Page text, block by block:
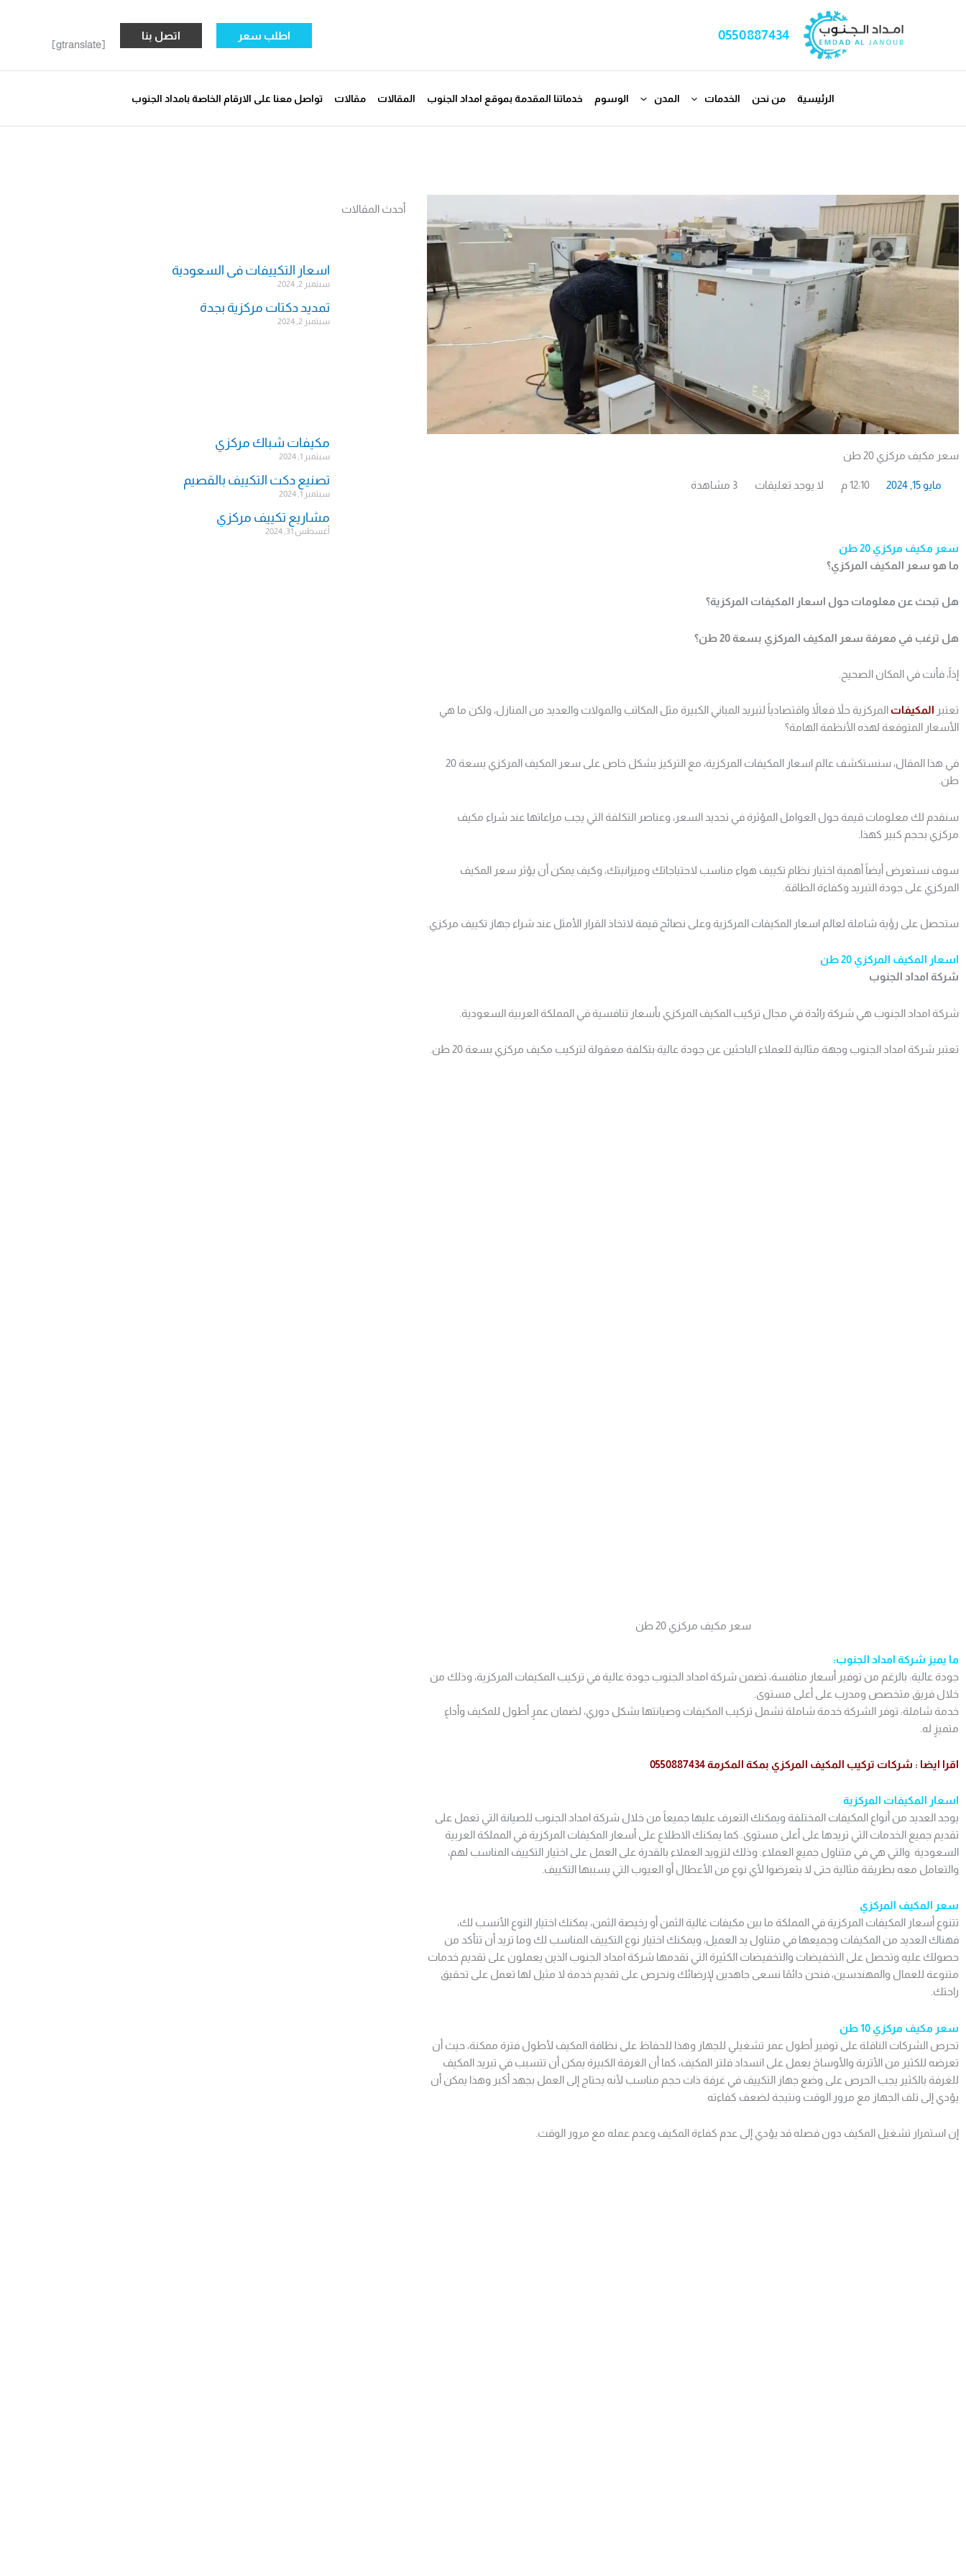
0550887434 اطلب سعر اتصل بنا
[gtranslate]
الرئيسية من نحن الخدمات المدن الوسوم خدماتنا المقدمة بموقع امداد الجنوب المقالات مقالات تواصل معنا على الارقام الخاصة بامداد الجنوب
سعر مكيف مركزي 20 طن
مايو 15, 2024 12:10 م لا يوجد تعليقات 3 مشاهدة
سعر مكيف مركزي 20 طن
ما هو سعر المكيف المركزي؟
هل تبحث عن معلومات حول اسعار المكيفات المركزية؟
هل ترغب في معرفة سعر المكيف المركزي بسعة 20 طن؟
إذاً، فأنت في المكان الصحيح.
تعتبر المكيفات المركزية حلاً فعالاً واقتصادياً لتبريد المباني الكبيرة مثل المكاتب والمولات والعديد من المنازل، ولكن ما هي
الأسعار المتوقعة لهذه الأنظمة الهامة؟
في هذا المقال، سنستكشف عالم اسعار المكيفات المركزية، مع التركيز بشكل خاص على سعر المكيف المركزي بسعة 20
طن.
سنقدم لك معلومات قيمة حول العوامل المؤثرة في تحديد السعر، وعناصر التكلفة التي يجب مراعاتها عند شراء مكيف
مركزي بحجم كبير كهذا.
سوف نستعرض أيضاً أهمية اختيار نظام تكييف هواء مناسب لاحتياجاتك وميزانيتك، وكيف يمكن أن يؤثر سعر المكيف
المركزي على جودة التبريد وكفاءة الطاقة.
ستحصل على رؤية شاملة لعالم اسعار المكيفات المركزية وعلى نصائح قيمة لاتخاذ القرار الأمثل عند شراء جهاز تكييف مركزي.
اسعار المكيف المركزي 20 طن
شركة امداد الجنوب
شركة امداد الجنوب هي شركة رائدة في مجال تركيب المكيف المركزي بأسعار تنافسية في المملكة العربية السعودية.
تعتبر شركة امداد الجنوب وجهة مثالية للعملاء الباحثين عن جودة عالية بتكلفة معقولة لتركيب مكيف مركزي بسعة 20 طن.
سعر مكيف مركزي 20 طن
ما يميز شركة امداد الجنوب:
جودة عالية: بالرغم من توفير أسعار منافسة، تضمن شركة امداد الجنوب جودة عالية في تركيب المكيفات المركزية، وذلك من
خلال فريق متخصص ومدرب على أعلى مستوى.
خدمة شاملة: توفر الشركة خدمة شاملة تشمل تركيب المكيفات وصيانتها بشكل دوري، لضمان عمرٍ أطول للمكيف وأداءٍ
متميزٍ له.
اقرا ايضا : شركات تركيب المكيف المركزي بمكة المكرمة 0550887434
اسعار المكيفات المركزية
يوجد العديد من أنواع المكيفات المختلفة ويمكنك التعرف عليها جميعاً من خلال شركة امداد الجنوب للصيانة التي تعمل على
تقديم جميع الخدمات التي تريدها على أعلى مستوى. كما يمكنك الاطلاع على أسعار المكيفات المركزية في المملكة العربية
السعودية والتي هي في متناول جميع العملاء. وذلك لتزويد العملاء بالقدرة على العمل على اختيار التكييف المناسب لهم،
والتعامل معه بطريقة مثالية حتى لا يتعرضوا لأي نوع من الأعطال أو العيوب التي يسببها التكييف.
سعر المكيف المركزي
تتنوع أسعار المكيفات المركزية في المملكة ما بين مكيفات غالية الثمن أو رخيصة الثمن، يمكنك اختيار النوع الأنسب لك،
فهناك العديد من المكيفات وجميعها في متناول يد العميل، ويمكنك اختيار نوع التكييف المناسب لك وما تريد أن تتأكد من
حصولك عليه وتحصل على التخفيضات والتخفيضات الكثيرة التي تقدمها شركة امداد الجنوب الذين يعملون على تقديم خدمات
متنوعة للعمال والمهندسين، فنحن دائمًا نسعى جاهدين لإرضائك ونحرص على تقديم خدمة لا مثيل لها تعمل على تحقيق
راحتك.
سعر مكيف مركزي 10 طن
تحرص الشركات الناقلة على توفير أطول عمر تشغيلي للجهاز وهذا للحفاظ على نظافة المكيف لأطول فترة ممكنة، حيث أن
تعرضه للكثير من الأتربة والأوساخ يعمل على انسداد فلتر المكيف، كما أن الغرفة الكبيرة يمكن أن تتسبب في تبريد المكيف
للغرفة بالكثير يجب الحرص على وضع جهاز التكييف في غرفة ذات حجم مناسب لأنه يحتاج إلى العمل بجهد أكبر وهذا يمكن أن
يؤدي إلى تلف الجهاز مع مرور الوقت ونتيجة لضعف كفاءته
إن استمرار تشغيل المكيف دون فصله قد يؤدي إلى عدم كفاءة المكيف وعدم عمله مع مرور الوقت.
أحدث المقالات
اسعار التكييفات فى السعودية
سبتمبر 2, 2024
تمديد دكتات مركزية بجدة
سبتمبر 2, 2024
مكيفات شباك مركزي
سبتمبر 1, 2024
تصنيع دكت التكييف بالقصيم
سبتمبر 1, 2024
مشاريع تكييف مركزي
أغسطس 31, 2024